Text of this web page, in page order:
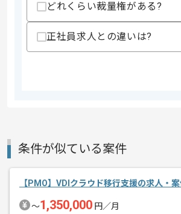
その他募集要項
プリセールスの
ご経験と実績に
どれくらい裁量権がある?
正社員求人との違いは?
条件が似ている案件
【PMO】VDIクラウド移行支援の求人・
〜1,350,000 円／月